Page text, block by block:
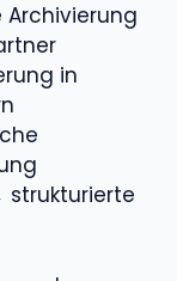
in
strukturierte